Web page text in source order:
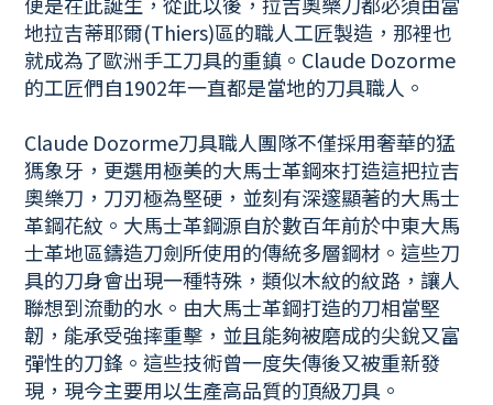
地拉吉蒂耶爾(Thiers)區的職人工匠製造，那裡也
就成為了歐洲手工刀具的重鎮。Claude Dozorme
的工匠們自1902年一直都是當地的刀具職人。
Claude Dozorme刀具職人團隊不僅採用奢華的猛
獁象牙，更選用極美的大馬士革鋼來打造這把拉吉
奧樂刀，刀刃極為堅硬，並刻有深邃顯著的大馬士
革鋼花紋。大馬士革鋼源自於數百年前於中東大馬
士革地區鑄造刀劍所使用的傳統多層鋼材。這些刀
具的刀身會出現一種特殊，類似木紋的紋路，讓人
聯想到流動的水。由大馬士革鋼打造的刀相當堅
韌，能承受強摔重擊，並且能夠被磨成的尖銳又富
彈性的刀鋒。這些技術曾一度失傳後又被重新發
現，現今主要用以生產高品質的頂級刀具。